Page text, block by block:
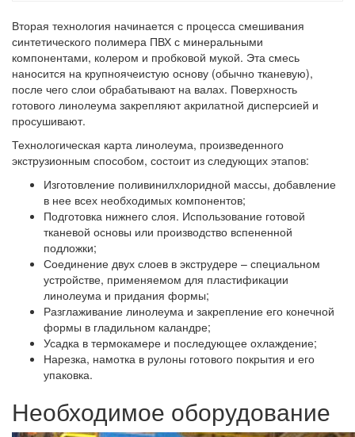
Вторая технология начинается с процесса смешивания
синтетического полимера ПВХ с минеральными
компонентами, колером и пробковой мукой. Эта смесь
наносится на крупноячеистую основу (обычно тканевую),
после чего слои обрабатывают на валах. Поверхность
готового линолеума закрепляют акрилатной дисперсией и
просушивают.
Технологическая карта линолеума, произведенного
экструзионным способом, состоит из следующих этапов:
Изготовление поливинилхлоридной массы, добавление
в нее всех необходимых компонентов;
Подготовка нижнего слоя. Использование готовой
тканевой основы или производство вспененной
подложки;
Соединение двух слоев в экструдере – специальном
устройстве, применяемом для пластификации
линолеума и придания формы;
Разглаживание линолеума и закрепление его конечной
формы в гладильном каландре;
Усадка в термокамере и последующее охлаждение;
Нарезка, намотка в рулоны готового покрытия и его
упаковка.
Необходимое оборудование